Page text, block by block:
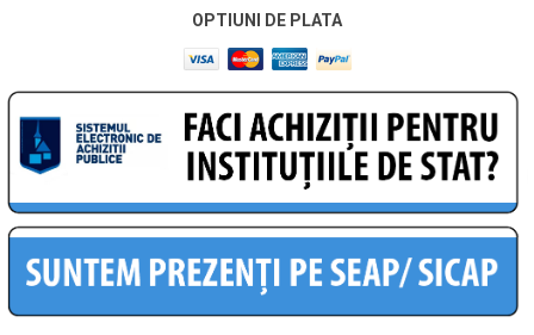
OPTIUNI DE PLATA